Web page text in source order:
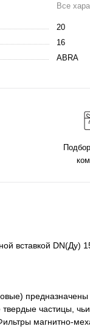
Все
20
16
ABRA
вставкой DN(Ду)
твердые частицы,
магнитно-